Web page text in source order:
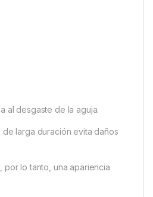
al desgaste de la aguja.
de larga duración evita daños
por lo tanto, una apariencia